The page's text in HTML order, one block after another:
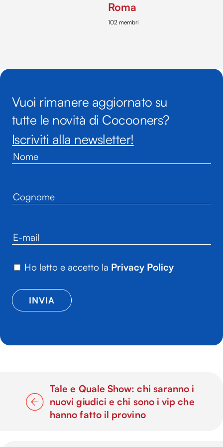
Roma
102 membri
Vuoi rimanere aggiornato su
tutte le novità di Cocooners?
Iscriviti alla newsletter!
Ho letto e accetto la Privacy Policy
Tale e Quale Show: chi saranno i
nuovi giudici e chi sono i vip che
hanno fatto il provino